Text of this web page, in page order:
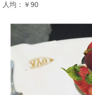
人均：￥90